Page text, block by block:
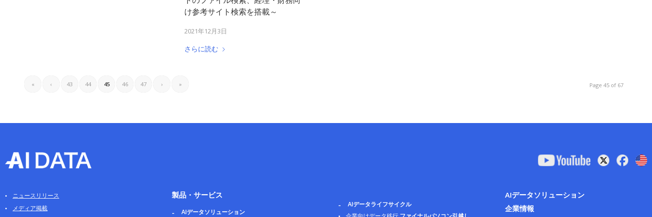
け参考サイト検索を搭載～
2021年12月3日
さらに読む
Page 45 of 67
« ‹ 43 44 45 46 47 › »
ニュースリリース
メディア掲載
製品・サービス
AIデータソリューション
AIデータライフサイクル
AIデータソリューション
企業情報